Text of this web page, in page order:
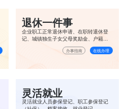
退休一件事
企业职工正常退休申请、在职转退休登
记、城镇独生子女父母奖励金、户籍信
息确认、离、退休提取住房公积金
办事指南 在线办理
灵活就业
灵活就业人员参保登记、职工参保登记